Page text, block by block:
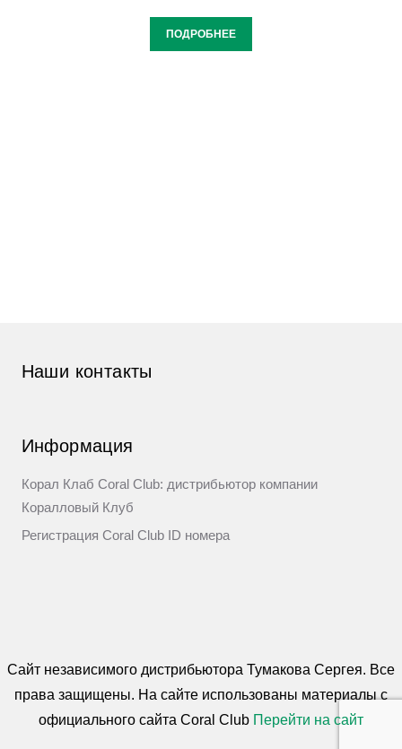
ПОДРОБНЕЕ
Наши контакты
Информация
Корал Клаб Coral Club: дистрибьютор компании
Коралловый Клуб
Регистрация Coral Club ID номера
Сайт независимого дистрибьютора Тумакова Сергея. Все
права защищены. На сайте использованы материалы c
официального сайта Coral Club Перейти на сайт